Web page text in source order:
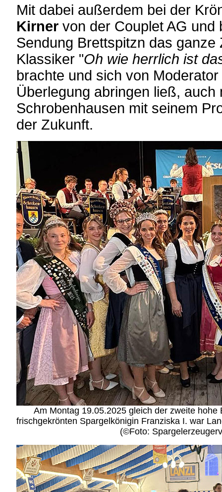
Mit dabei außerdem bei der
Kirner von der Couplet AG und
Sendung Brettspitzn das
Klassiker "Oh wie herrlich ist
brachte und sich von Moderator
Überlegung abringen ließ, auch
Schrobenhausen mit seinem
der Zukunft.
Am Montag 19.05.2025 gleich der zweite
frischgekrönten Spargelkönigin Franziska I. war
(©Foto: